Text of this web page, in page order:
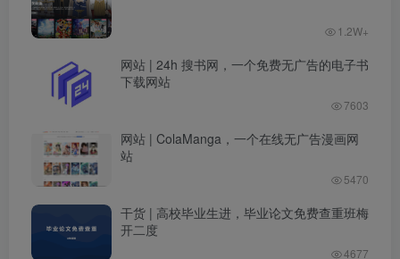
1.2W+
网站 | 24h 搜书网，一个免费无广告的电子书
下载网站
7603
网站 | ColaManga，一个在线无广告漫画网
站
5470
干货 | 高校毕业生进，毕业论文免费查重班梅
开二度
4677